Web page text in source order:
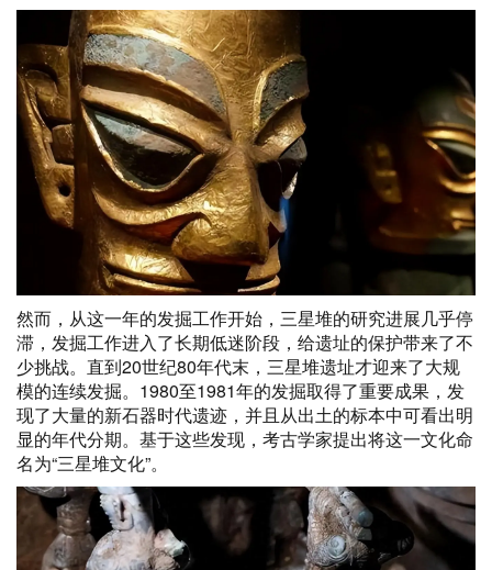
然而，从这一年的发掘工作开始，三星堆的研究进展几乎停
滞，发掘工作进入了长期低迷阶段，给遗址的保护带来了不
少挑战。直到20世纪80年代末，三星堆遗址才迎来了大规
模的连续发掘。1980至1981年的发掘取得了重要成果，发
现了大量的新石器时代遗迹，并且从出土的标本中可看出明
显的年代分期。基于这些发现，考古学家提出将这一文化命
名为“三星堆文化”。